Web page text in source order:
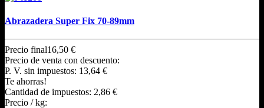
Abrazadera Super Fix 70-89mm
Precio final16,50 €
Precio de venta con descuento:
P. V. sin impuestos: 13,64 €
Te ahorras!
Cantidad de impuestos: 2,86 €
Precio / kg: